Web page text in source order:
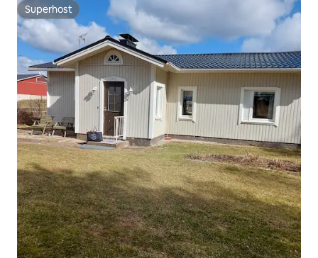
Superhost
Superhost